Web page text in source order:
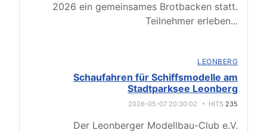
2026 ein gemeinsames Brotbacken statt.
Teilnehmer erleben...
LEONBERG
Schaufahren für Schiffsmodelle am
Stadtparksee Leonberg
2026-05-07 20:30:02 HITS 235
Der Leonberger Modellbau-Club e.V.